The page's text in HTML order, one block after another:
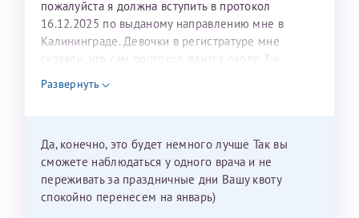
пожалуйста я должна вступить в протокол
16.12.2025 по выданому направлению мне в
Калининграде. Девочки в регистратуре мне
сказали, что сам протокол длится около 3-х
недель и 3 недели я должна находится в Питере.
Можно мне новый год провести в Калининграде и
Развернуть
Да, конечно, это будет немного лучше Так вы
сможете наблюдаться у одного врача и не
переживать за праздничные дни Вашу квоту
спокойно перенесем на январь)